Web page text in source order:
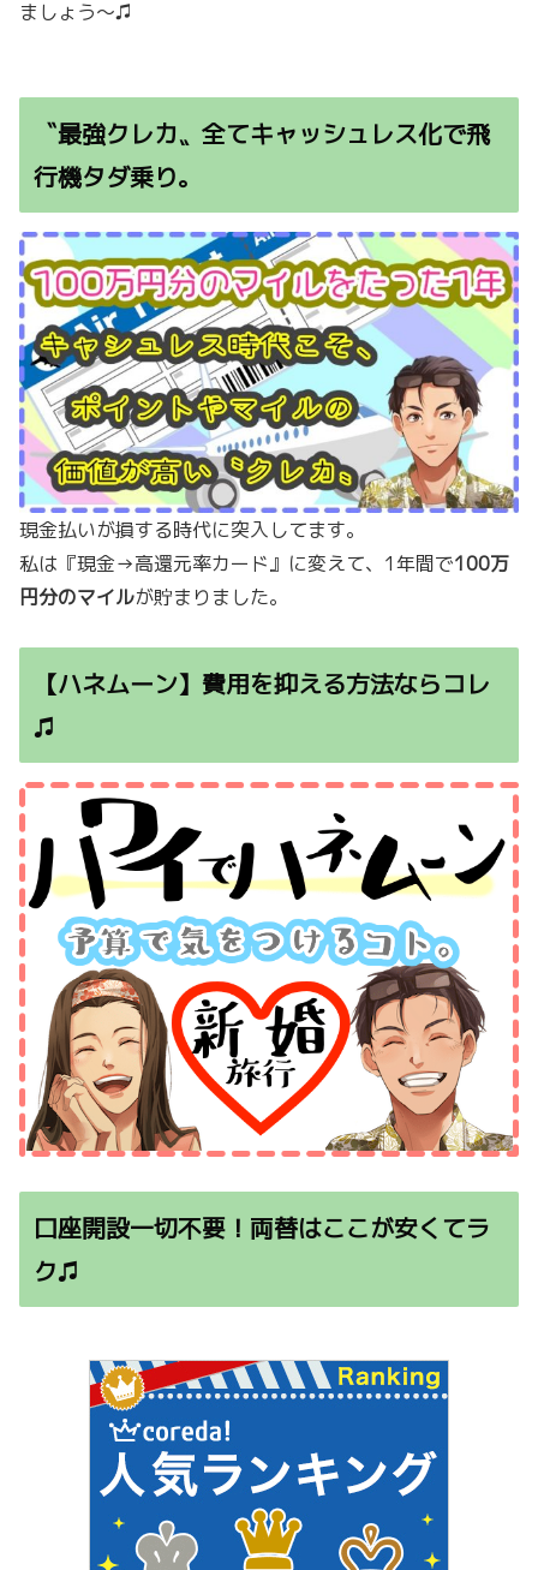
ましょう〜♫
〝最強クレカ〟全てキャッシュレス化で飛
行機タダ乗り。
現金払いが損する時代に突入してます。
私は『現金→高還元率カード』に変えて、1年間で100万
円分のマイルが貯まりました。
【ハネムーン】費用を抑える方法ならコレ
♫
口座開設一切不要！両替はここが安くてラ
ク♫